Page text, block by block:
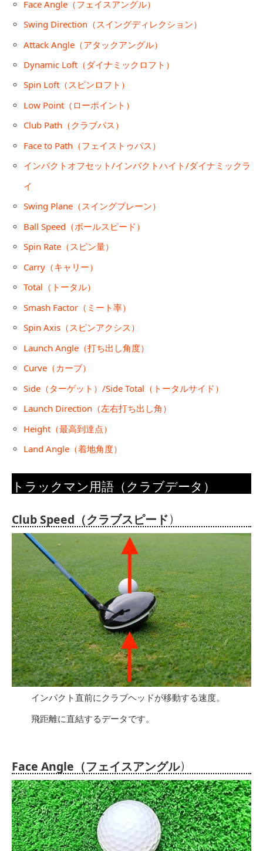
Face Angle（フェイスアングル）
Swing Direction（スイングディレクション）
Attack Angle（アタックアングル）
Dynamic Loft（ダイナミックロフト）
Spin Loft（スピンロフト）
Low Point（ローポイント）
Club Path（クラブパス）
Face to Path（フェイストゥパス）
インパクトオフセット/インパクトハイト/ダイナミックラ
イ
Swing Plane（スイングプレーン）
Ball Speed（ボールスピード）
Spin Rate（スピン量）
Carry（キャリー）
Total（トータル）
Smash Factor（ミート率）
Spin Axis（スピンアクシス）
Launch Angle（打ち出し角度）
Curve（カーブ）
Side（ターゲット）/Side Total（トータルサイド）
Launch Direction（左右打ち出し角）
Height（最高到達点）
Land Angle（着地角度）
トラックマン用語（クラブデータ）
Club Speed（クラブスピード）
インパクト直前にクラブヘッドが移動する速度。
飛距離に直結するデータです。
Face Angle（フェイスアングル）